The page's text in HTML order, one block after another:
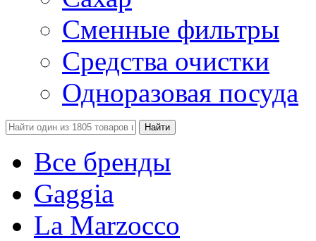
Сменные фильтры
Средства очистки
Одноразовая посуда
Все бренды
Gaggia
La Marzocco